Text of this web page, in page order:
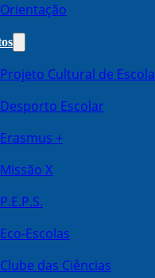
Orientação
Projeto Cultural de Escola
Desporto Escolar
Erasmus +
Missão X
P.E.P.S.
Eco-Escolas
Clube das Ciências